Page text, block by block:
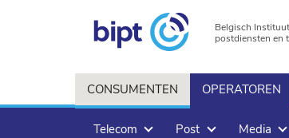
Belgisch
postdiensten en
CONSUMENTEN OPERATOREN
Telecom Post Media